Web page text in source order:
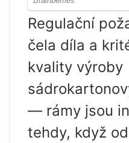
Regulační
čela díla a
kvality výroby
— rámy jsou
tehdy, když